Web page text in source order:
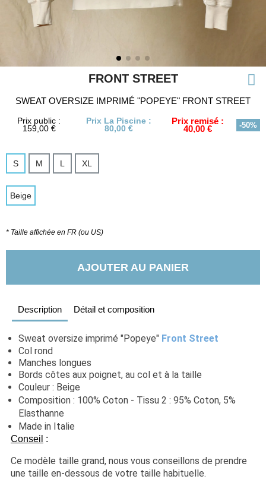
FRONT STREET
SWEAT OVERSIZE IMPRIMÉ "POPEYE" FRONT STREET
Prix public :
159,00 €
Prix La Piscine :
80,00 €
Prix remisé :
40,00 € -50%
S M L XL
Beige
* Taille affichée en FR (ou US)
AJOUTER AU PANIER
Description Détail et composition
Sweat oversize imprimé "Popeye" Front Street
Col rond
Manches longues
Bords côtes aux poignet, au col et à la taille
Couleur : Beige
Composition : 100% Coton - Tissu 2 : 95% Coton, 5%
Elasthanne
Made in Italie
Conseil :
Ce modèle taille grand, nous vous conseillons de prendre
une taille en-dessous de votre taille habituelle.